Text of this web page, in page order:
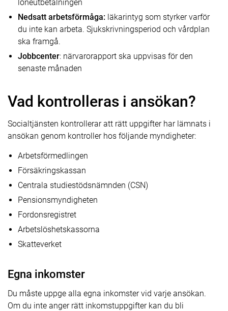
löneutbetalningen
Nedsatt arbetsförmåga: läkarintyg som styrker varför
du inte kan arbeta. Sjukskrivningsperiod och vårdplan
ska framgå.
Jobbcenter: närvarorapport ska uppvisas för den
senaste månaden
Vad kontrolleras i ansökan?
Socialtjänsten kontrollerar att rätt uppgifter har lämnats i
ansökan genom kontroller hos följande myndigheter:
Arbetsförmedlingen
Försäkringskassan
Centrala studiestödsnämnden (CSN)
Pensionsmyndigheten
Fordonsregistret
Arbetslöshetskassorna
Skatteverket
Egna inkomster
Du måste uppge alla egna inkomster vid varje ansökan.
Om du inte anger rätt inkomstuppgifter kan du bli